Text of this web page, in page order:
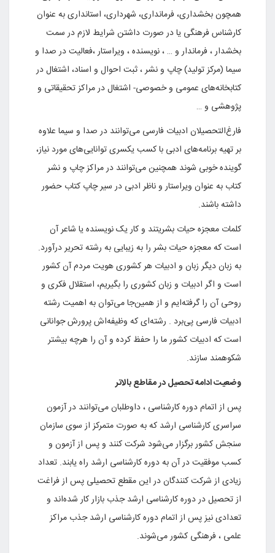
همچون بخشداری، فرمانداری، شهرداری، استانداری به عنوان
کارشناس فرهنگی یا در صورت داشتن شرایط لازم در سمت
بخشدار ، فرماندار و … ، نویسنده ، ویراستار ،‌فعالیت‌ در صدا و
سیما (مرکز تولید) چاپ و نشر ، ثبت احوال و اسناد، اشتغال در
کتابخانه‌های عمومی و خصوصی- اشتغال در مراکز تحقیقاتی و
پژوهشی و …
فارغ‌التحصیلان ادبیات فارسی می‌توانند در صدا و سیما علاوه
بر تهیه برنامه‌های ادبی با کسب یکسری توانایی‌های مورد نیاز،
گوینده خوبی شوند همچنین می‌توانند در مراکز چاپ و نشر
کتاب به عنوان ویراستار و ناظر ادبی در سیر چاپ کتاب حضور
داشته باشند.
کلمات معجزه حیات بشریتند و کار یک نویسنده یا شاعر آن
است که معجزه حیات بشر را به زیبایی به رشته تحریر درآورد.
به زبان دیگر زبان و ادبیات هر کشوری هویت مردم آن کشور
است و اگر ادبیات و زبان کشوری را بگیریم، استقلال فکری و
روحی آن را گرفته‌ایم و از همین‌جا می‌توان به اهمیت رشته
ادبیات فارسی پی‌برد . رشته‌ای که وظیفه‌اش پرورش جوانانی
است که ادبیات کشور ما را حفظ کرده و آن را هرچه بیشتر
شکوهمند سازند.
وضعیت ادامه تحصیل در مقاطع بالاتر
پس از اتمام دوره کارشناسی ، داوطلبان می‌توانند در آزمون
سراسری کارشناسی ارشد که به صورت متمرکز از سوی سازمان
سنجش کشور برگزار می‌شود شرکت کنند و پس از آزمون و
کسب موفقیت در آن به دوره کارشناسی ارشد راه یابند. تعداد
زیادی از شرکت کنندگان در این مقطع تحصیلی پس از فراغت
از تحصیل در دوره کارشناسی ارشد جذب بازار کار شده‌اند و
تعدادی نیز پس از اتمام دوره کارشناسی ارشد جذب مراکز
علمی ، فرهنگی کشور می‌شوند.